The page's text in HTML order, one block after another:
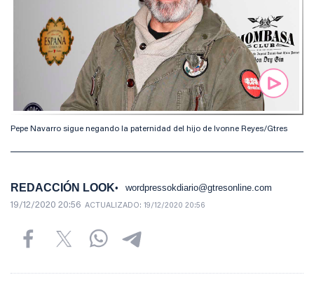
Pepe Navarro sigue negando la paternidad del hijo de Ivonne Reyes/Gtres
REDACCIÓN LOOK wordpressokdiario@gtresonline.com
19/12/2020 20:56 ACTUALIZADO: 19/12/2020 20:56